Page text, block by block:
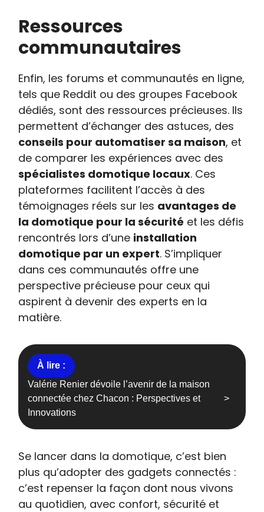
Ressources
communautaires
Enfin, les forums et communautés en ligne,
tels que Reddit ou des groupes Facebook
dédiés, sont des ressources précieuses. Ils
permettent d’échanger des astuces, des
conseils pour automatiser sa maison, et
de comparer les expériences avec des
spécialistes domotique locaux. Ces
plateformes facilitent l’accès à des
témoignages réels sur les avantages de
la domotique pour la sécurité et les défis
rencontrés lors d’une installation
domotique par un expert. S’impliquer
dans ces communautés offre une
perspective précieuse pour ceux qui
aspirent à devenir des experts en la
matière.
Valérie Renier dévoile l’avenir de la maison
connectée chez Chacon : Perspectives et
Innovations
Se lancer dans la domotique, c’est bien
plus qu’adopter des gadgets connectés :
c’est repenser la façon dont nous vivons
au quotidien, avec confort, sécurité et